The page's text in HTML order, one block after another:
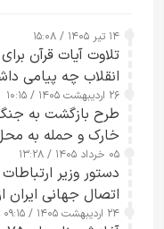
۱۴ تیر ۱۴۰۵ / ۱۵:۰۸
تلاوت آیات قرآن
انقلاب چه پیامی
۲۶ اردیبهشت ۱۴۰۵ / ۱۰:۱۵
طرح‌ بازگشت به
خارک و حمله به
۰۵ خرداد ۱۴۰۵ / ۱۳:۲۸
دستور وزیر
اتصال جهانی
کامل مردم تا ۲۴ ساعت آینده
۲۴ اردیبهشت ۱۴۰۵ / ۰۹:۱۵